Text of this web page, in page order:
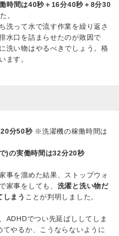
時間は40秒＋16分40秒＋8分30
。
洗って水で流す作業を繰り返さ
水口を詰まらせたのが敗因で
洗い物はやるべきでしょう。格
ます。
分50秒※洗濯機の稼働時間は
)の実働時間は32分20秒
事を溜めた結果、ストップウォ
家事をしても、 洗濯と洗い物だ
しまう ことが判明しました。
ADHDでつい先延ばししてしま
やるか、こうならないように